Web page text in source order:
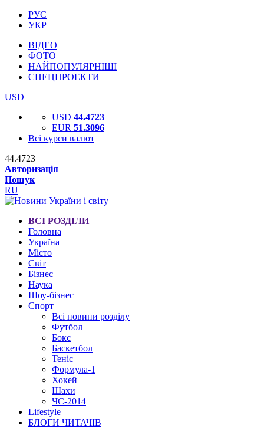
РУС
УКР
ВІДЕО
ФОТО
НАЙПОПУЛЯРНІШІ
СПЕЦПРОЕКТИ
USD
USD 44.4723
EUR 51.3096
Всі курси валют
44.4723
Авторизація
Пошук
RU
ВСІ РОЗДІЛИ
Головна
Україна
Місто
Світ
Бізнес
Наука
Шоу-бізнес
Спорт
Всі новини розділу
Футбол
Бокс
Баскетбол
Теніс
Формула-1
Хокей
Шахи
ЧС-2014
Lifestyle
БЛОГИ ЧИТАЧІВ